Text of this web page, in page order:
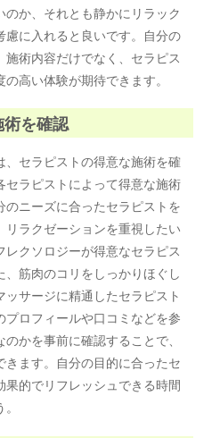
か、それとも静かにリラック
慮に入れると良いです。自分の
術内容だけでなく、セラピス
高い体験が期待できます。
を確認
セラピストの得意な施術を確
ラピストによって得意な施術
ニーズに合ったセラピストを
ラクゼーションを重視したい
クソロジーが得意なセラピス
、筋肉のコリをしっかりほぐし
サージに精通したセラピスト
ロフィールや口コミなどを参
かを事前に確認することで、
ます。自分の目的に合ったセ
的でリフレッシュできる時間